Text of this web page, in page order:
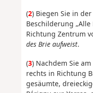
(2) Biegen Sie in
Beschilderung
Richtung Zentrum
des Brie aufweist.
(3) Nachdem Sie
rechts in Richtung
gesäumte,